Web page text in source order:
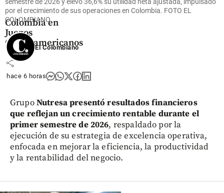
para la natación
artística de
Colombia en
Juegos
Centroamericanos
share
por el crecimiento de sus operaciones en Colombia. FOTO EL
COLOMBIANO
El Colombiano
hace 6 horas
GrupoNutresa presentó resultados financieros
que reflejan un crecimiento rentable durante el
primer semestre de 2026, respaldado por la
ejecución de su estrategia de excelencia operativa,
enfocada en mejorar la eficiencia, la productividad
y la rentabilidad del negocio.